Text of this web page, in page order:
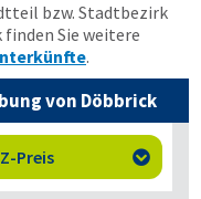
bzw. Stadtbezirk
Sie weitere
.
von Döbbrick
Preis 